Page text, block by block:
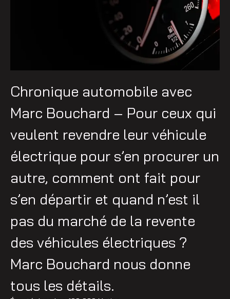
Chronique automobile avec
Marc Bouchard – Pour ceux qui
veulent revendre leur véhicule
électrique pour s’en procurer un
autre, comment ont fait pour
s’en départir et quand n’est il
pas du marché de la revente
des véhicules électriques ?
Marc Bouchard nous donne
tous les détails.